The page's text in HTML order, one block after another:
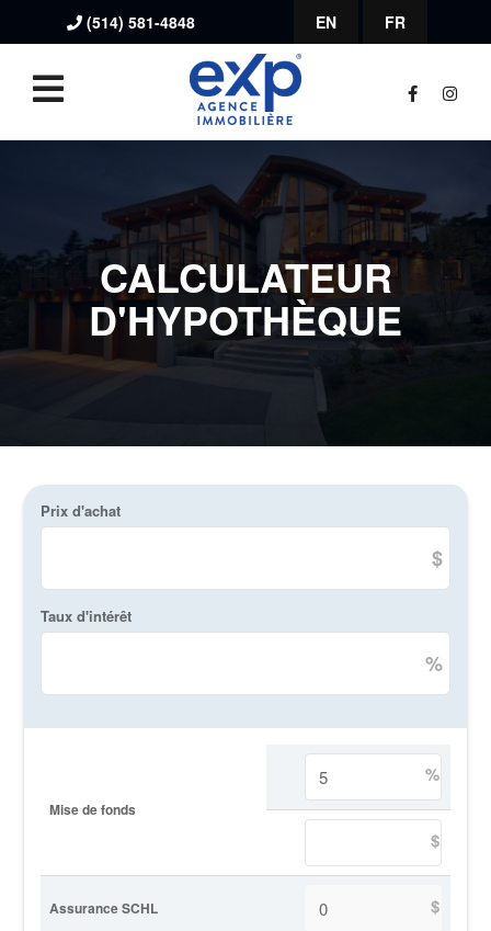
(514) 581-4848 EN FR
CALCULATEUR
D'HYPOTHÈQUE
Prix d'achat
$
Taux d'intérêt
%
Mise de fonds
%
$
Assurance SCHL $